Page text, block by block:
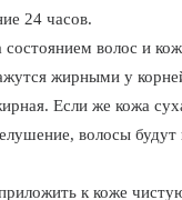
24 часов.
волос и
жирными у
Если же кожа
волосы будут
к коже